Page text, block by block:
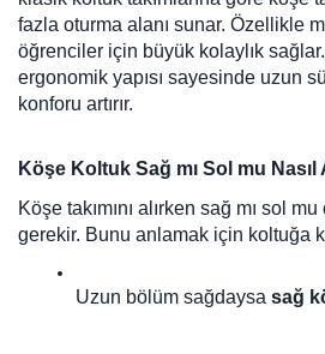
fazla oturma alanı sunar. Özellikle
öğrenciler için büyük kolaylık
ergonomik yapısı sayesinde uzun
konforu artırır.
Köşe Koltuk Sağ mı Sol mu Nasıl
Köşe takımını alırken sağ mı sol
gerekir. Bunu anlamak için koltuğa
Uzun bölüm sağdaysa sağ